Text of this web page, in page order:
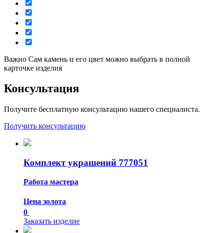
Важно Сам камень и его цвет можно выбрать в полной
карточке изделия
Консультация
Получите бесплатную консультацию нашего специалиста.
Получить консультацию
Комплект украшений 777051
Работа мастера
Цена золота
0
Заказать изделие